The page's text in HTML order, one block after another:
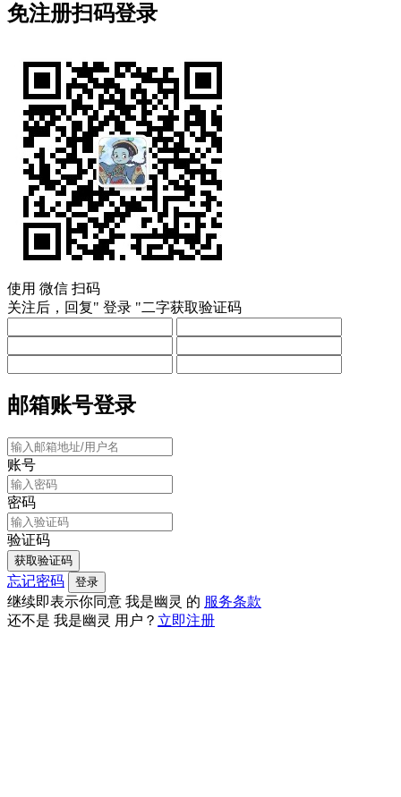
免注册扫码登录
使用 微信 扫码
关注后，回复" 登录 "二字获取验证码
邮箱账号登录
账号
密码
验证码
获取验证码
忘记密码 登录
继续即表示你同意 我是幽灵 的 服务条款
还不是 我是幽灵 用户？ 立即注册